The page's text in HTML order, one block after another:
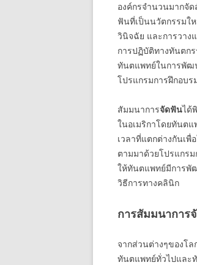
องค์กรจำนวนมากจั
ฟันที่เป็นนวัตกรรมใ
วินิจฉัย และการวาง
การปฏิบัติทางทันตก
ทันตแพทย์ในการพัฒ
โปรแกรมการฝึกอบร
สัมมนาการจัดฟันได้
ในอเมริกาโดยทันต
เวลาที่แตกต่างกันเ
ตามมาด้วยโปรแกร
ให้ทันตแพทย์มีการพั
วิธีการทางคลินิก
การสัมมนาการ
จากส่วนต่างๆของโ
ทันตแพทย์ทั่วไปและ